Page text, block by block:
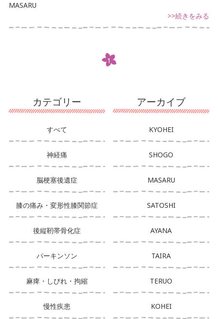
カテゴリー
すべて
神経痛
脳梗塞後遺症
膝の痛み・変形性膝関節症
後縦靭帯骨化症
パーキンソン
麻痺・しびれ・拘縮
慢性疾患
アーカイブ
KYOHEI
SHOGO
MASARU
SATOSHI
AYANA
TAIRA
TERUO
KOHEI
MASARU
>>続きをみる
1